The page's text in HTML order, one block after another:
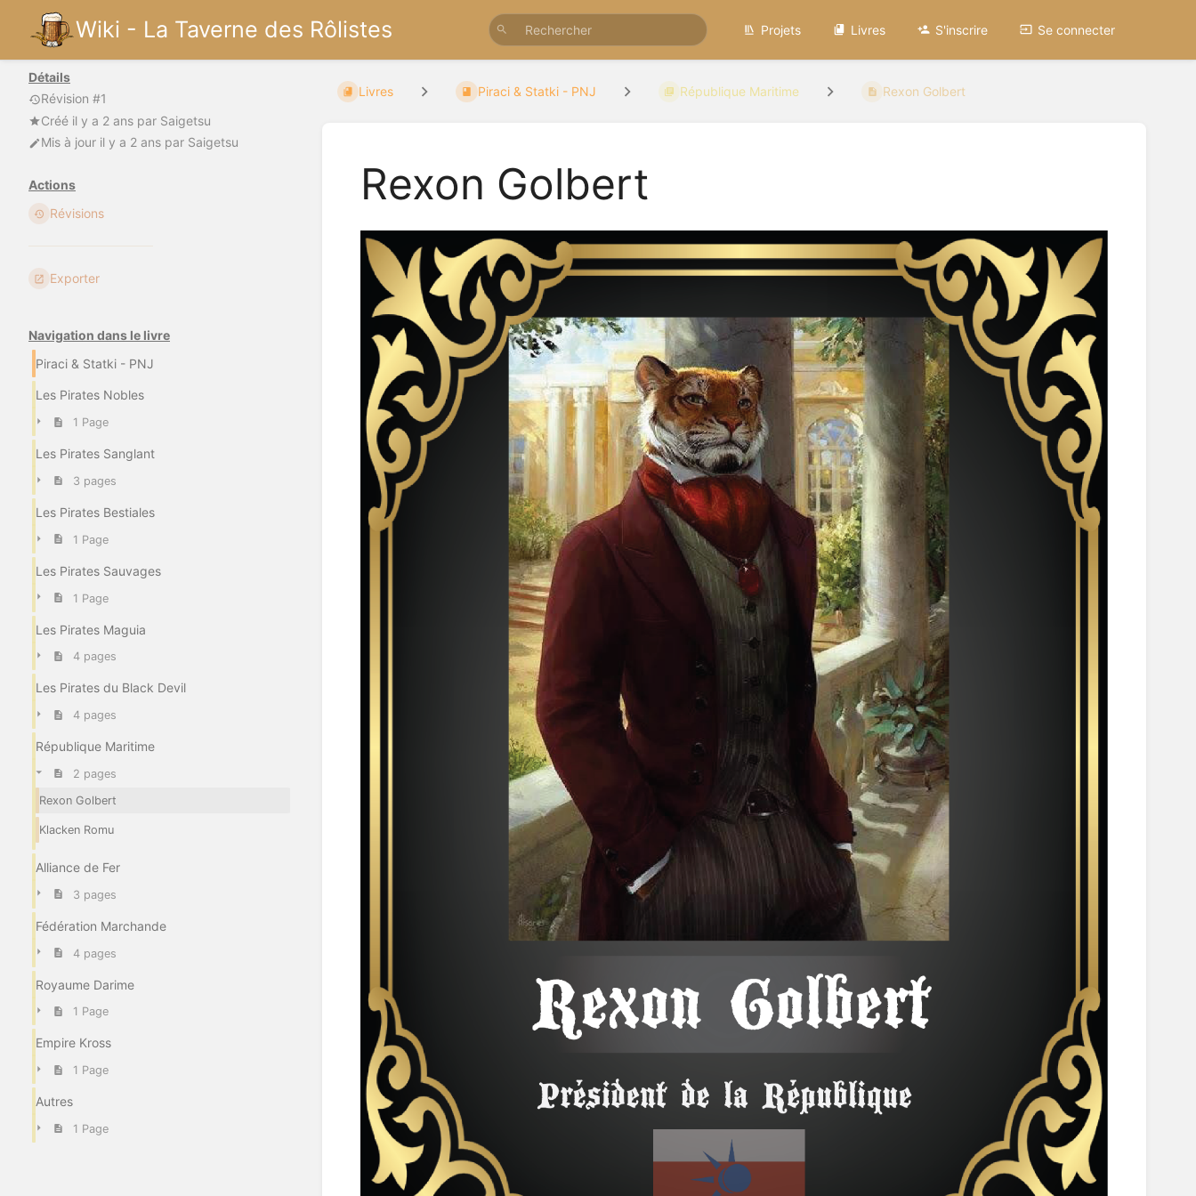
Wiki - La Taverne des Rôlistes Projets Livres S'inscrire Se connecter
Détails
Révision #1
Créé il y a 2 ans par Saigetsu
Mis à jour il y a 2 ans par Saigetsu
Actions
Révisions
Exporter
Navigation dans le livre
Piraci & Statki - PNJ
Les Pirates Nobles
1 Page
Les Pirates Sanglant
3 pages
Les Pirates Bestiales
1 Page
Les Pirates Sauvages
1 Page
Les Pirates Maguia
4 pages
Les Pirates du Black Devil
4 pages
République Maritime
2 pages
Rexon Golbert
Klacken Romu
Alliance de Fer
3 pages
Fédération Marchande
4 pages
Royaume Darime
1 Page
Empire Kross
1 Page
Autres
1 Page
Livres Piraci & Statki - PNJ République Maritime Rexon Golbert
Rexon Golbert